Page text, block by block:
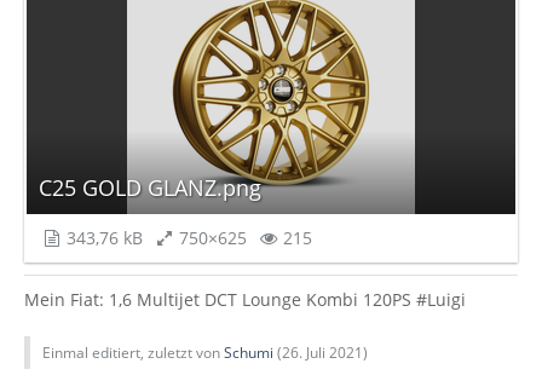
C25 GOLD GLANZ.png
343,76 kB 750×625 215
Mein Fiat: 1,6 Multijet DCT Lounge Kombi 120PS #Luigi
Einmal editiert, zuletzt vonSchumi (26. Juli 2021)